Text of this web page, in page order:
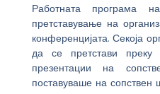
Работната програма
претставување на
конференцијата. Секоја
да се претстави
презентации на
поставуваше на сопствен